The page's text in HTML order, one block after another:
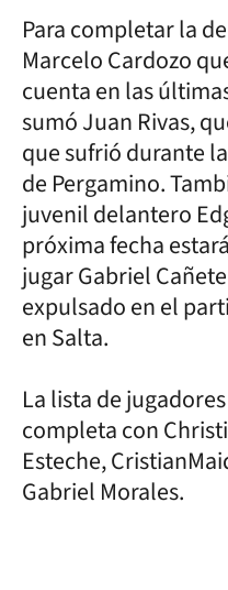
Para completar la
Marcelo Cardozo
cuenta en las
sumó Juan Rivas,
que sufrió durante
de Pergamino.
juvenil delantero
próxima fecha
jugar Gabriel
expulsado en el
en Salta.
La lista de
completa con
Esteche,
Gabriel Morales.